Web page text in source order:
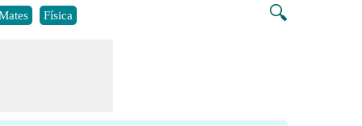
🔍
Física